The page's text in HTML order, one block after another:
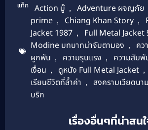
แท็ก Action บู๊ , Adventure ผจญภัย
prime , Chiang Khan Story ,
Jacket 1987 , Full Metal Jacket
Modine บทบาทน่าจับตามอง ,
คว
ผูกพัน , ความรุนแรง ,
ความสัม
เงื่อน , ดูหนัง Full Metal Jacket ,
เรียนชีวิตที่ล้ำค่า , สงครามเวียดนาม
บริก
เรื่องอื่นๆที่น่าสน